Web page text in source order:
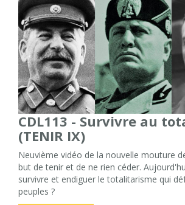
CDL113 - Survivre au
(TENIR IX)
Neuvième vidéo de la nouvelle mouture
but de tenir et de ne rien céder.
survivre et endiguer le totalitarisme qui
peuples ?